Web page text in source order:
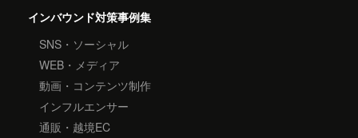
インバウンド対策事例集
SNS・ソーシャル
WEB・メディア
動画・コンテンツ制作
インフルエンサー
通販・越境EC